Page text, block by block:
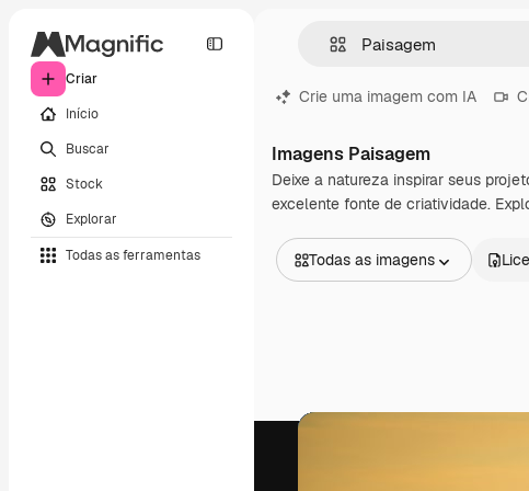
Criar
Início
Buscar
Stock
Explorar
Todas as ferramentas
Crie uma imagem com IA
Imagens Paisagem
Deixe a natureza inspirar seus
excelente fonte de criatividade.
Todas as imagens
Vídeos